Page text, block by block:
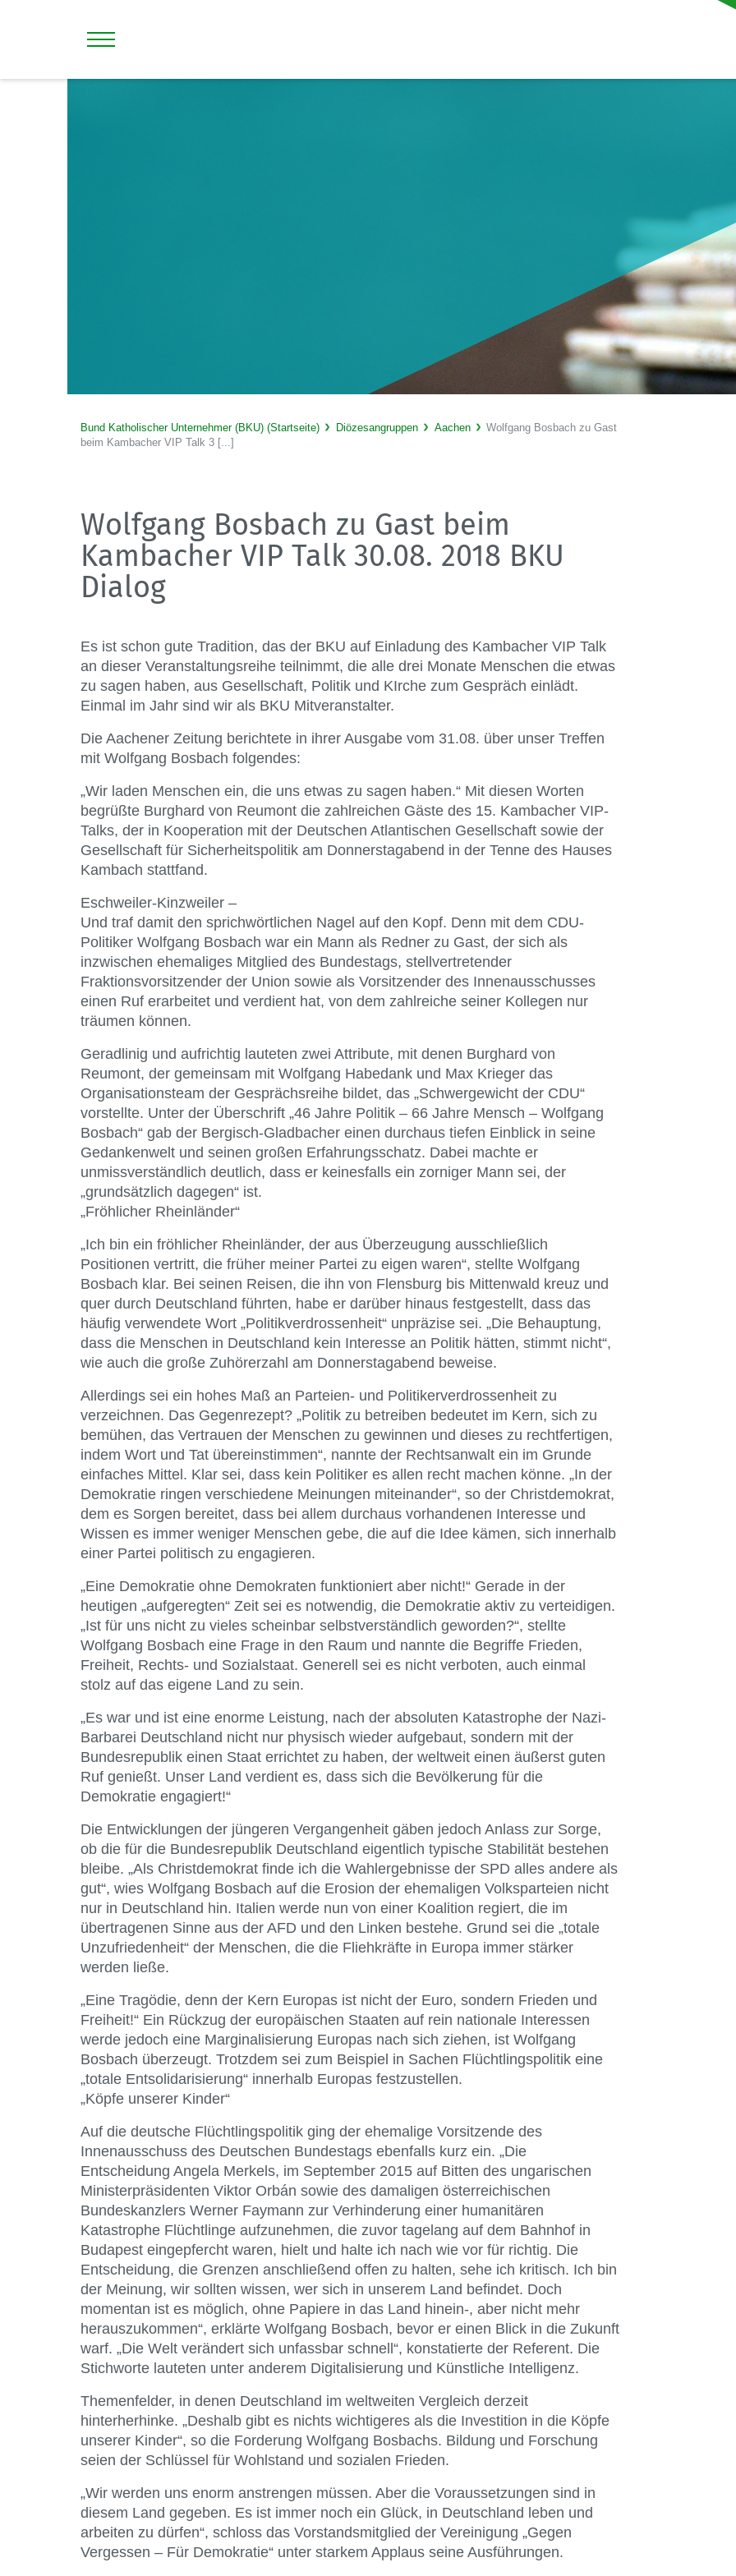
Bund Katholischer Unternehmer (BKU) (Startseite) Diözesangruppen Aachen
Wolfgang Bosbach zu Gast
beim Kambacher VIP Talk 3 [...]
Wolfgang Bosbach zu Gast beim
Kambacher VIP Talk 30.08. 2018 BKU
Dialog
Es ist schon gute Tradition, das der BKU auf Einladung des Kambacher VIP Talk
an dieser Veranstaltungsreihe teilnimmt, die alle drei Monate Menschen die etwas
zu sagen haben, aus Gesellschaft, Politik und KIrche zum Gespräch einlädt.
Einmal im Jahr sind wir als BKU Mitveranstalter.
Die Aachener Zeitung berichtete in ihrer Ausgabe vom 31.08. über unser Treffen
mit Wolfgang Bosbach folgendes:
„Wir laden Menschen ein, die uns etwas zu sagen haben.“ Mit diesen Worten
begrüßte Burghard von Reumont die zahlreichen Gäste des 15. Kambacher VIP-
Talks, der in Kooperation mit der Deutschen Atlantischen Gesellschaft sowie der
Gesellschaft für Sicherheitspolitik am Donnerstagabend in der Tenne des Hauses
Kambach stattfand.
Eschweiler-Kinzweiler –
Und traf damit den sprichwörtlichen Nagel auf den Kopf. Denn mit dem CDU-
Politiker Wolfgang Bosbach war ein Mann als Redner zu Gast, der sich als
inzwischen ehemaliges Mitglied des Bundestags, stellvertretender
Fraktionsvorsitzender der Union sowie als Vorsitzender des Innenausschusses
einen Ruf erarbeitet und verdient hat, von dem zahlreiche seiner Kollegen nur
träumen können.
Geradlinig und aufrichtig lauteten zwei Attribute, mit denen Burghard von
Reumont, der gemeinsam mit Wolfgang Habedank und Max Krieger das
Organisationsteam der Gesprächsreihe bildet, das „Schwergewicht der CDU“
vorstellte. Unter der Überschrift „46 Jahre Politik – 66 Jahre Mensch – Wolfgang
Bosbach“ gab der Bergisch-Gladbacher einen durchaus tiefen Einblick in seine
Gedankenwelt und seinen großen Erfahrungsschatz. Dabei machte er
unmissverständlich deutlich, dass er keinesfalls ein zorniger Mann sei, der
„grundsätzlich dagegen“ ist.
„Fröhlicher Rheinländer“
„Ich bin ein fröhlicher Rheinländer, der aus Überzeugung ausschließlich
Positionen vertritt, die früher meiner Partei zu eigen waren“, stellte Wolfgang
Bosbach klar. Bei seinen Reisen, die ihn von Flensburg bis Mittenwald kreuz und
quer durch Deutschland führten, habe er darüber hinaus festgestellt, dass das
häufig verwendete Wort „Politikverdrossenheit“ unpräzise sei. „Die Behauptung,
dass die Menschen in Deutschland kein Interesse an Politik hätten, stimmt nicht“,
wie auch die große Zuhörerzahl am Donnerstagabend beweise.
Allerdings sei ein hohes Maß an Parteien- und Politikerverdrossenheit zu
verzeichnen. Das Gegenrezept? „Politik zu betreiben bedeutet im Kern, sich zu
bemühen, das Vertrauen der Menschen zu gewinnen und dieses zu rechtfertigen,
indem Wort und Tat übereinstimmen“, nannte der Rechtsanwalt ein im Grunde
einfaches Mittel. Klar sei, dass kein Politiker es allen recht machen könne. „In der
Demokratie ringen verschiedene Meinungen miteinander“, so der Christdemokrat,
dem es Sorgen bereitet, dass bei allem durchaus vorhandenen Interesse und
Wissen es immer weniger Menschen gebe, die auf die Idee kämen, sich innerhalb
einer Partei politisch zu engagieren.
„Eine Demokratie ohne Demokraten funktioniert aber nicht!“ Gerade in der
heutigen „aufgeregten“ Zeit sei es notwendig, die Demokratie aktiv zu verteidigen.
„Ist für uns nicht zu vieles scheinbar selbstverständlich geworden?“, stellte
Wolfgang Bosbach eine Frage in den Raum und nannte die Begriffe Frieden,
Freiheit, Rechts- und Sozialstaat. Generell sei es nicht verboten, auch einmal
stolz auf das eigene Land zu sein.
„Es war und ist eine enorme Leistung, nach der absoluten Katastrophe der Nazi-
Barbarei Deutschland nicht nur physisch wieder aufgebaut, sondern mit der
Bundesrepublik einen Staat errichtet zu haben, der weltweit einen äußerst guten
Ruf genießt. Unser Land verdient es, dass sich die Bevölkerung für die
Demokratie engagiert!“
Die Entwicklungen der jüngeren Vergangenheit gäben jedoch Anlass zur Sorge,
ob die für die Bundesrepublik Deutschland eigentlich typische Stabilität bestehen
bleibe. „Als Christdemokrat finde ich die Wahlergebnisse der SPD alles andere als
gut“, wies Wolfgang Bosbach auf die Erosion der ehemaligen Volksparteien nicht
nur in Deutschland hin. Italien werde nun von einer Koalition regiert, die im
übertragenen Sinne aus der AFD und den Linken bestehe. Grund sei die „totale
Unzufriedenheit“ der Menschen, die die Fliehkräfte in Europa immer stärker
werden ließe.
„Eine Tragödie, denn der Kern Europas ist nicht der Euro, sondern Frieden und
Freiheit!“ Ein Rückzug der europäischen Staaten auf rein nationale Interessen
werde jedoch eine Marginalisierung Europas nach sich ziehen, ist Wolfgang
Bosbach überzeugt. Trotzdem sei zum Beispiel in Sachen Flüchtlingspolitik eine
„totale Entsolidarisierung“ innerhalb Europas festzustellen.
„Köpfe unserer Kinder“
Auf die deutsche Flüchtlingspolitik ging der ehemalige Vorsitzende des
Innenausschuss des Deutschen Bundestags ebenfalls kurz ein. „Die
Entscheidung Angela Merkels, im September 2015 auf Bitten des ungarischen
Ministerpräsidenten Viktor Orbán sowie des damaligen österreichischen
Bundeskanzlers Werner Faymann zur Verhinderung einer humanitären
Katastrophe Flüchtlinge aufzunehmen, die zuvor tagelang auf dem Bahnhof in
Budapest eingepfercht waren, hielt und halte ich nach wie vor für richtig. Die
Entscheidung, die Grenzen anschließend offen zu halten, sehe ich kritisch. Ich bin
der Meinung, wir sollten wissen, wer sich in unserem Land befindet. Doch
momentan ist es möglich, ohne Papiere in das Land hinein-, aber nicht mehr
herauszukommen“, erklärte Wolfgang Bosbach, bevor er einen Blick in die Zukunft
warf. „Die Welt verändert sich unfassbar schnell“, konstatierte der Referent. Die
Stichworte lauteten unter anderem Digitalisierung und Künstliche Intelligenz.
Themenfelder, in denen Deutschland im weltweiten Vergleich derzeit
hinterherhinke. „Deshalb gibt es nichts wichtigeres als die Investition in die Köpfe
unserer Kinder“, so die Forderung Wolfgang Bosbachs. Bildung und Forschung
seien der Schlüssel für Wohlstand und sozialen Frieden.
„Wir werden uns enorm anstrengen müssen. Aber die Voraussetzungen sind in
diesem Land gegeben. Es ist immer noch ein Glück, in Deutschland leben und
arbeiten zu dürfen“, schloss das Vorstandsmitglied der Vereinigung „Gegen
Vergessen – Für Demokratie“ unter starkem Applaus seine Ausführungen.